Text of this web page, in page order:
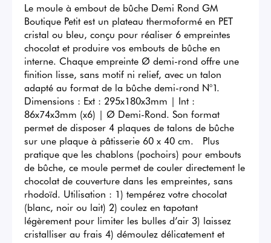
Le moule à embout de bûche Demi Rond GM
Boutique Petit est un plateau thermoformé en PET
cristal ou bleu, conçu pour réaliser 6 empreintes
chocolat et produire vos embouts de bûche en
interne. Chaque empreinte Ø demi-rond offre une
finition lisse, sans motif ni relief, avec un talon
adapté au format de la bûche demi-rond N°1.
Dimensions : Ext : 295x180x3mm | Int :
86x74x3mm (x6) | Ø Demi-Rond. Son format
permet de disposer 4 plaques de talons de bûche
sur une plaque à pâtisserie 60 x 40 cm.   Plus
pratique que les chablons (pochoirs) pour embouts
de bûche, ce moule permet de couler directement le
chocolat de couverture dans les empreintes, sans
rhodoïd. Utilisation : 1) tempérez votre chocolat
(blanc, noir ou lait) 2) coulez en tapotant
légèrement pour limiter les bulles d’air 3) laissez
cristalliser au frais 4) démoulez délicatement et